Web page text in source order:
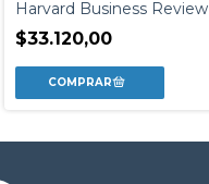
Harvard Business Review
$33.120,00